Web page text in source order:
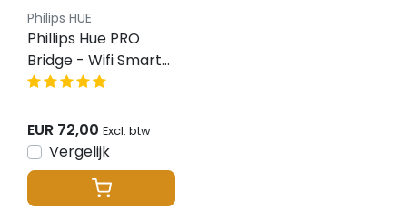
Philips HUE
Phillips Hue PRO
Bridge - Wifi Smart
home - LED
EUR 72,00 Excl. btw
Vergelijk